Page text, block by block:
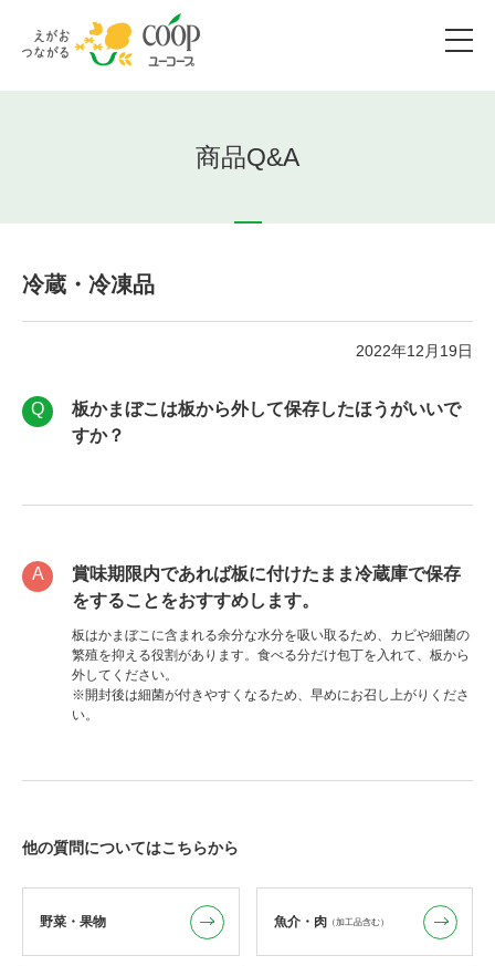
商品Q&A
冷蔵・冷凍品
2022年12月19日
板かまぼこは板から外して保存したほうがいいで
すか？
賞味期限内であれば板に付けたまま冷蔵庫で保存
をすることをおすすめします。
板はかまぼこに含まれる余分な水分を吸い取るため、カビや細菌の
繁殖を抑える役割があります。食べる分だけ包丁を入れて、板から
外してください。
※開封後は細菌が付きやすくなるため、早めにお召し上がりくださ
い。
他の質問についてはこちらから
野菜・果物 魚介・肉 （加工品含む）